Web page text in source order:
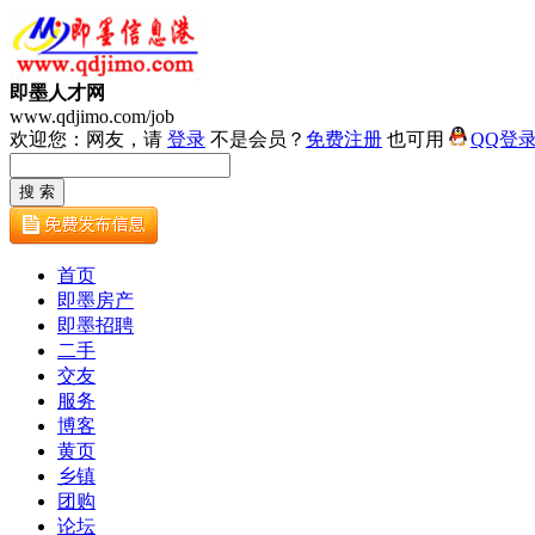
即墨人才网
www.qdjimo.com/job
欢迎您：网友，请 登录 不是会员？ 免费注册 也可用 QQ登
首页
即墨房产
即墨招聘
二手
交友
服务
博客
黄页
乡镇
团购
论坛